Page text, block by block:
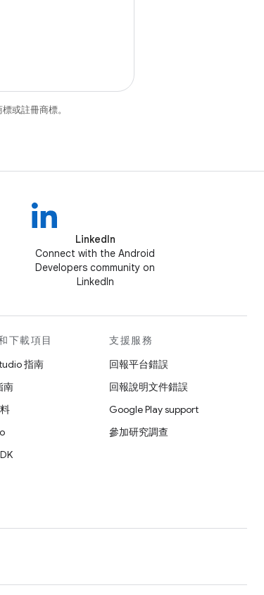
或註冊商標。
LinkedIn
Connect with the Android
Developers community on
LinkedIn
下載項目
指南
南
支援服務
回報平台錯誤
回報說明文件錯誤
Google Play support
參加研究調查